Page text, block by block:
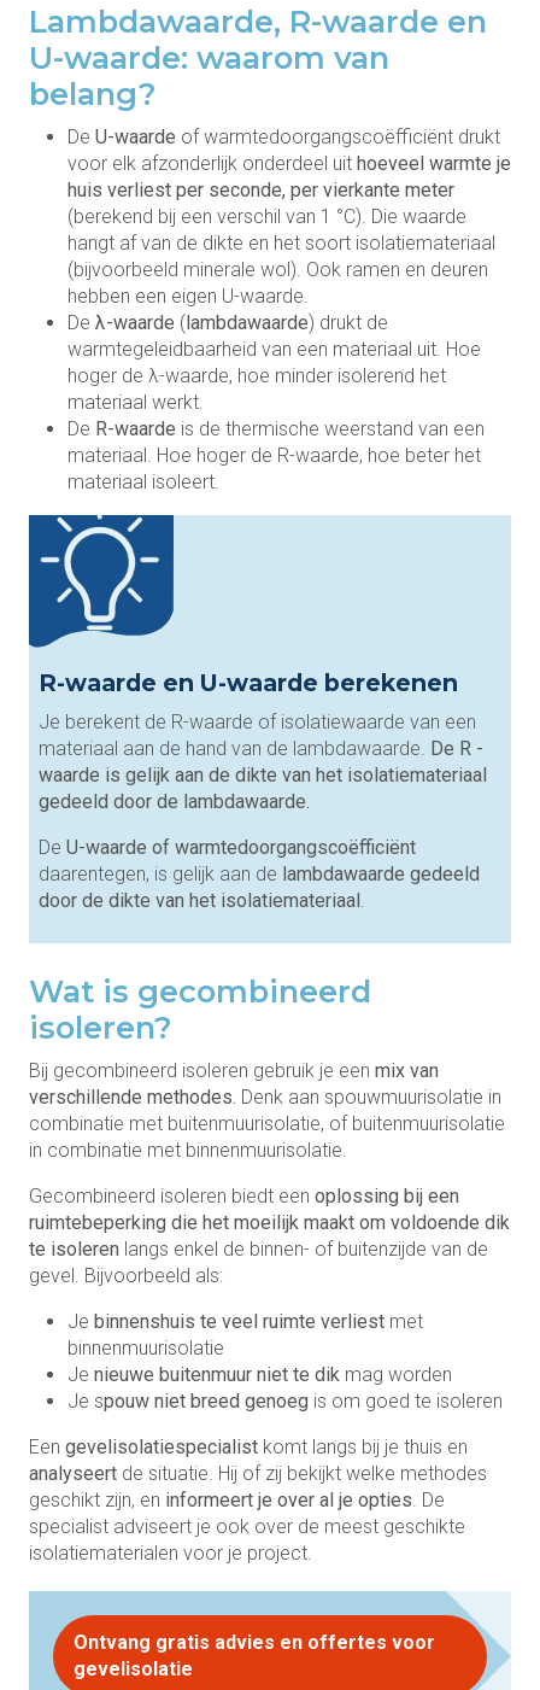
Lambdawaarde, R-waarde en
U-waarde: waarom van
belang?
De U-waarde of warmtedoorgangscoëfficiënt drukt
voor elk afzonderlijk onderdeel uit hoeveel warmte je
huis verliest per seconde, per vierkante meter
(berekend bij een verschil van 1 °C). Die waarde
hangt af van de dikte en het soort isolatiemateriaal
(bijvoorbeeld minerale wol). Ook ramen en deuren
hebben een eigen U-waarde.
De λ-waarde (lambdawaarde) drukt de
warmtegeleidbaarheid van een materiaal uit. Hoe
hoger de λ-waarde, hoe minder isolerend het
materiaal werkt.
De R-waarde is de thermische weerstand van een
materiaal. Hoe hoger de R-waarde, hoe beter het
materiaal isoleert.
R-waarde en U-waarde berekenen
Je berekent de R-waarde of isolatiewaarde van een
materiaal aan de hand van de lambdawaarde. De R -
waarde is gelijk aan de dikte van het isolatiemateriaal
gedeeld door de lambdawaarde.
De U-waarde of warmtedoorgangscoëfficiënt
daarentegen, is gelijk aan de lambdawaarde gedeeld
door de dikte van het isolatiemateriaal
Wat is gecombineerd
isoleren?
Bij gecombineerd isoleren gebruik je een mix van
verschillende methodes. Denk aan spouwmuurisolatie in
combinatie met buitenmuurisolatie, of buitenmuurisolatie
in combinatie met binnenmuurisolatie.
Gecombineerd isoleren biedt een oplossing bij een
ruimtebeperking die het moeilijk maakt om voldoende dik
te isoleren langs enkel de binnen- of buitenzijde van de
gevel. Bijvoorbeeld als:
Je binnenshuis te veel ruimte verliest met
binnenmuurisolatie
Je nieuwe buitenmuur niet te dik mag worden
Je spouw niet breed genoeg is om goed te isoleren
Een gevelisolatiespecialist komt langs bij je thuis en
analyseert de situatie. Hij of zij bekijkt welke methodes
geschikt zijn, en informeert je over al je opties . De
specialist adviseert je ook over de meest geschikte
isolatiematerialen voor je project.
Ontvang gratis advies en offertes voor
gevelisolatie